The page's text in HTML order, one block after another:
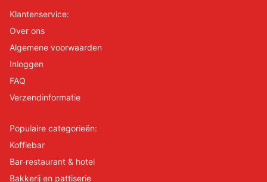
Klantenservice:
Over ons
Algemene voorwaarden
Inloggen
FAQ
Verzendinformatie
Populaire categorieën:
Koffiebar
Bar-restaurant & hotel
Bakkerij en pattiserie